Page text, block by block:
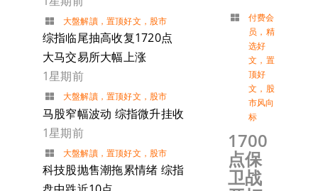
大盤解讀， 置顶好文 ， 股市
综指临尾抽高收复1720点
大马交易所大幅上涨
1星期前
大盤解讀， 置顶好文 ， 股市
马股窄幅波动 综指微升挂收
1星期前
大盤解讀， 置顶好文 ， 股市
科技股抛售潮拖累情绪 综指
付费会
员 ， 精
选好
文 ， 置
顶好
文 ， 股
市风向
标
1700
点保
卫战